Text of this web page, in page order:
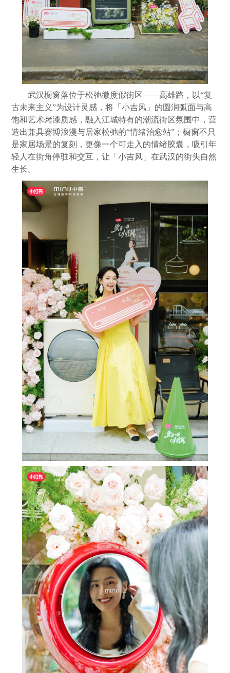
武汉橱窗落位于松弛微度假街区——高雄路，以“复
古未来主义”为设计灵感，将「小吉风」的圆润弧面与高
饱和艺术烤漆质感，融入江城特有的潮流街区氛围中，营
造出兼具赛博浪漫与居家松弛的“情绪治愈站”；橱窗不只
是家居场景的复刻，更像一个可走入的情绪胶囊，吸引年
轻人在街角停驻和交互，让「小吉风」在武汉的街头自然
生长。